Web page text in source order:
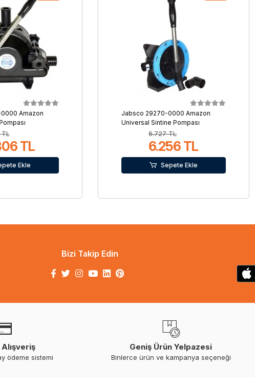
Amazon
TL
TL
Ekle
Jabsco 29270-0000 Amazon
Universal Sintine Pompası
6.727 TL
6.256 TL
Sepete Ekle
Bizi Takip Edin
ödeme sistemi
Geniş Ürün Yelpazesi
Binlerce ürün ve kampanya seçeneği